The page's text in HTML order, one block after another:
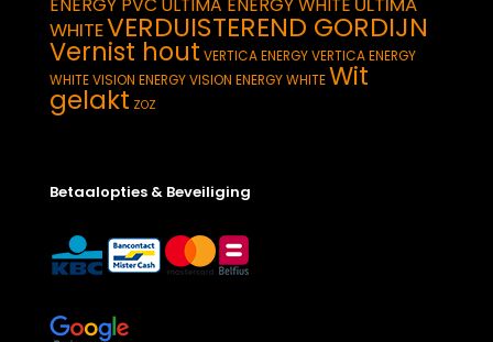
WHITEVERDUISTEREND GORDIJN
Vernist hout VERTICA ENERGYVERTICA ENERGY
WHITEVISION ENERGYVISION ENERGY WHITEWit
gelakt ZOZ
Betaalopties & Beveiliging